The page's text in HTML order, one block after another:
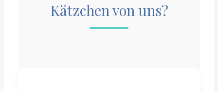
Kätzchen von uns?